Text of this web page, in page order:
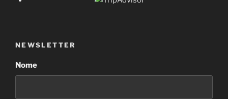
NEWSLETTER
Nome